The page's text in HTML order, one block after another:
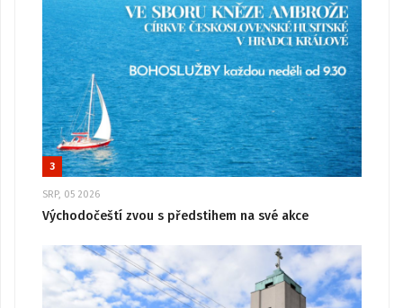
3
SRP, 05 2026
Východočeští zvou s předstihem na své akce